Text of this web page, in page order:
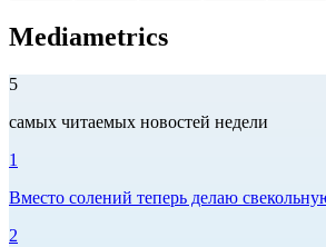
Mediametrics
5
самых читаемых новостей недели
1
Вместо солений теперь делаю
2